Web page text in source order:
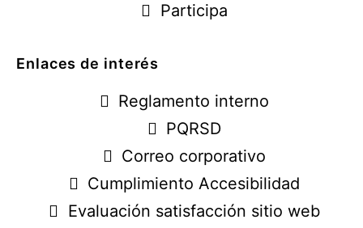
Participa
Enlaces de interés
Reglamento interno
PQRSD
Correo corporativo
Cumplimiento Accesibilidad
Evaluación satisfacción sitio web